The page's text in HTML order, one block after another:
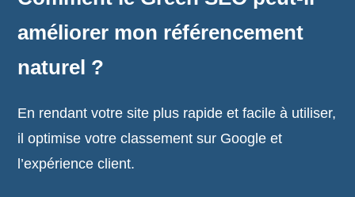
améliorer mon référencement
naturel ?
En rendant votre site plus rapide et facile à utiliser,
il optimise votre classement sur Google et
l’expérience client.